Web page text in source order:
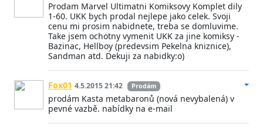
Prodam Marvel Ultimatni Komiksovy Komplet dily
1-60. UKK bych prodal nejlepe jako celek. Svoji
cenu mi prosim nabidnete, treba se domluvime.
Take jsem ochotny vymenit UKK za jine komiksy -
Bazinac, Hellboy (predevsim Pekelna kniznice),
Sandman atd. Dekuji za nabidky:o)
Fox01 4.5.2015 21:42 Prodám
prodám Kasta metabaronů (nová nevybalená) v
pevné vazbě. nabídky na e-mail